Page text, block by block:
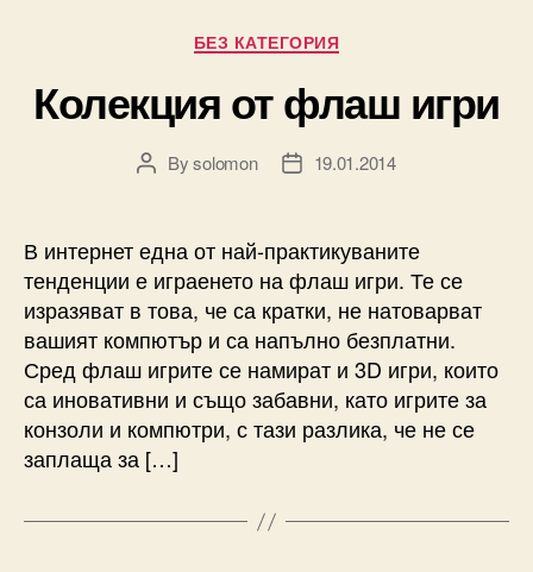
Categories
БЕЗ КАТЕГОРИЯ
Колекция от флаш игри
PostBysolomon
Post19.01.2014
В интернет една от най-практикуваните
тенденции е играенето на флаш игри. Те се
изразяват в това, че са кратки, не натоварват
вашият компютър и са напълно безплатни.
Сред флаш игрите се намират и 3D игри, които
са иновативни и също забавни, като игрите за
конзоли и компютри, с тази разлика, че не се
заплаща за […]